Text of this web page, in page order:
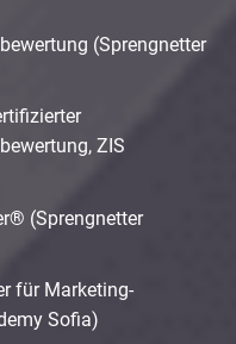
(Sprengnetter
ZIS
(Sprengnetter
für Marketing-
Sofia)